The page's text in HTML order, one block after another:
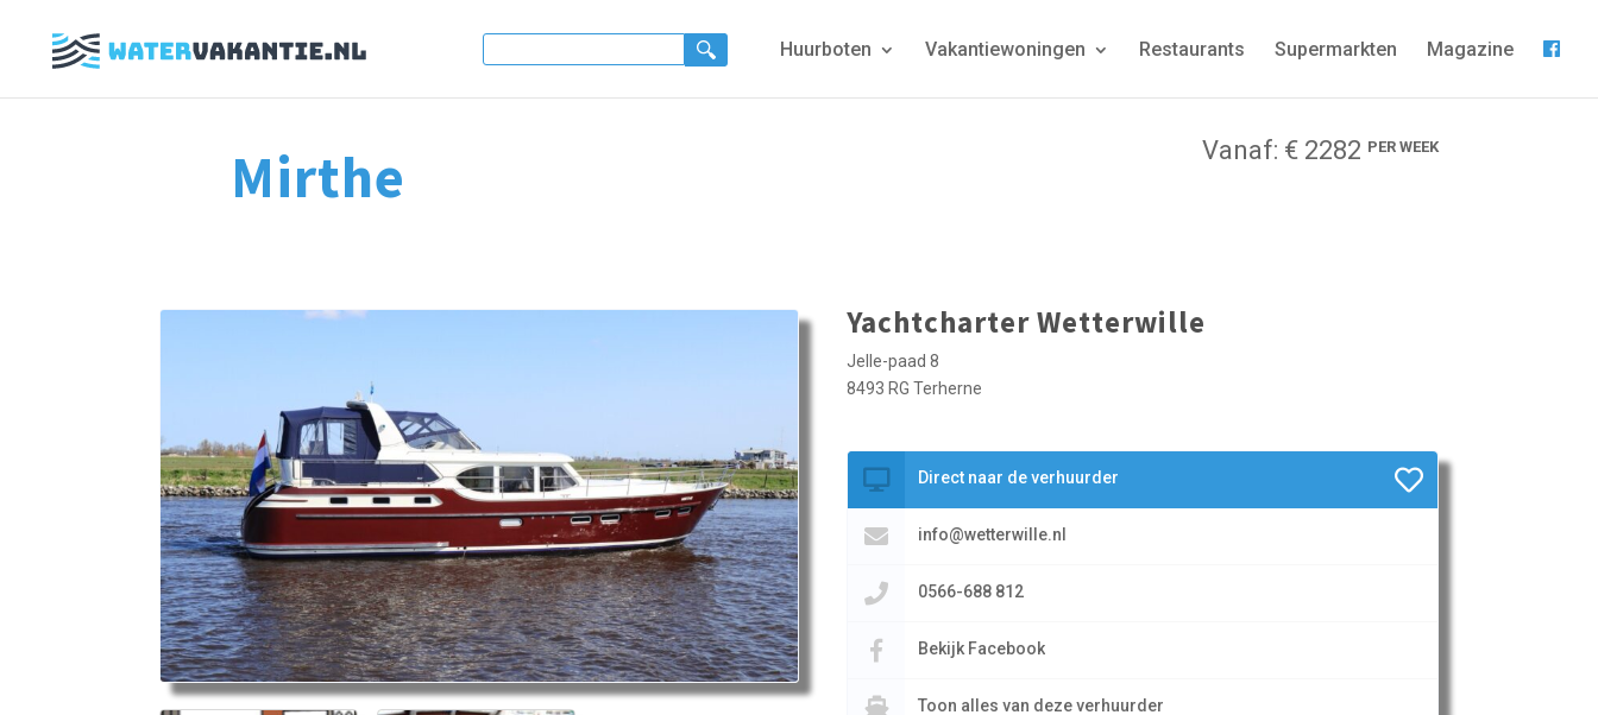
Huurboten Vakantiewoningen Restaurants Supermarkten Magazine
Mirthe Vanaf: € 2282 PER WEEK
Yachtcharter Wetterwille
Jelle-paad 8
8493 RG Terherne
Direct naar de verhuurder
info@wetterwille.nl
0566-688 812
Bekijk Facebook
Toon alles van deze verhuurder